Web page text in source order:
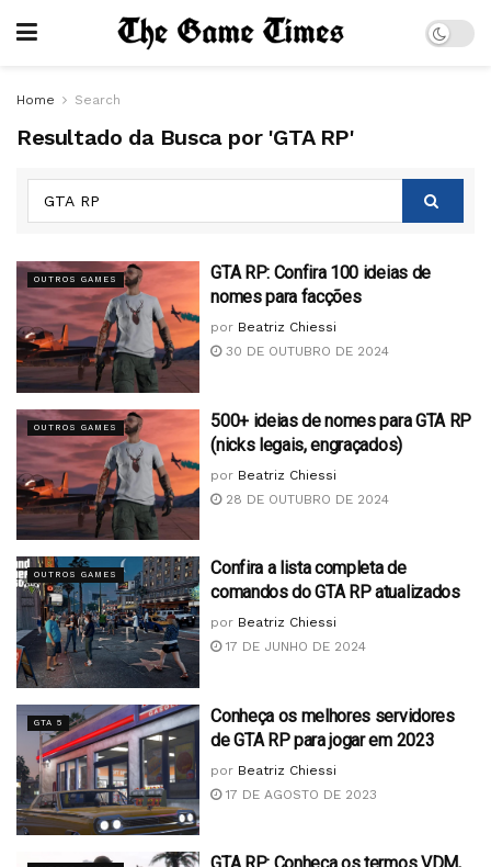
Home Search
Resultado da Busca por 'GTA RP'
OUTROS GAMES
GTA RP: Confira 100 ideias de
nomes para facções
por Beatriz Chiessi
30 DE OUTUBRO DE 2024
OUTROS GAMES
500+ ideias de nomes para GTA RP
(nicks legais, engraçados)
por Beatriz Chiessi
28 DE OUTUBRO DE 2024
OUTROS GAMES
Confira a lista completa de
comandos do GTA RP atualizados
por Beatriz Chiessi
17 DE JUNHO DE 2024
GTA 5
Conheça os melhores servidores
de GTA RP para jogar em 2023
por Beatriz Chiessi
17 DE AGOSTO DE 2023